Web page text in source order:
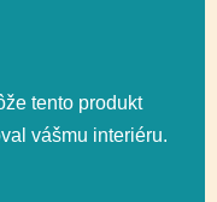
cm
tento produkt
vášmu interiéru.